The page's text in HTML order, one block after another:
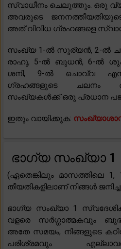
സ്വാധീനം ചെലുത്തും. ഒരു
അവരുടെ
അത് വിവിധ ഗ്രഹങ്ങളെ
സംഖ്യ 1-ൽ സൂര്യൻ, 2-ൽ
രാഹു, 5-ൽ ബുധൻ, 6-ൽ
ശനി, 9-ൽ ചൊവ്വ
ഗ്രഹങ്ങളുടെ ചലനം
സംഖ്യകൾക്ക് ഒരു പ്രധാന
ഇതും വായിക്കുക:
ഭാഗ്യ സംഖ്യാ 1
(ഏതെങ്കിലും മാസത്തിലെ 1,
തീയതികളിലാണ് നിങ്ങൾ
ഭാഗ്യ സംഖ്യാ 1
വളരെ സർഗ്ഗാത്മകവും
അതേ സമയം, നിങ്ങളുടെ
പരിശ്രമവും